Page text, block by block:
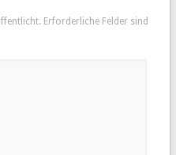
Erforderliche Felder sind